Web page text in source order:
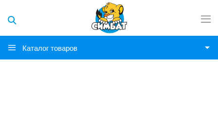
Каталог товаров